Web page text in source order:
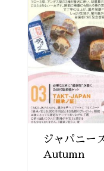
ジャパニー
Autumn